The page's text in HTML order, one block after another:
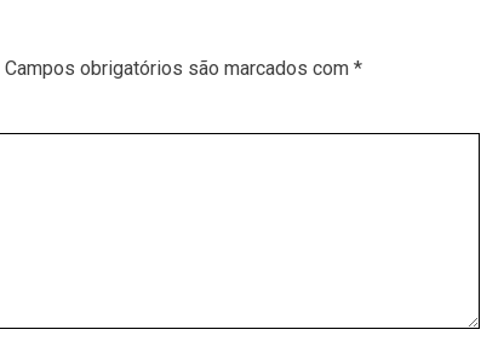
Campos obrigatórios são marcados com *